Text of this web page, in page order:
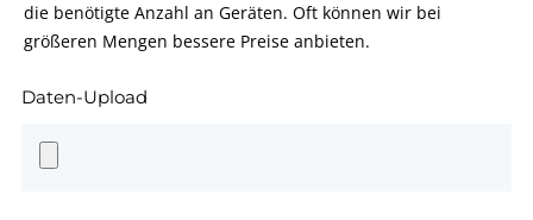
die benötigte Anzahl an Geräten. Oft können wir bei
größeren Mengen bessere Preise anbieten.
Daten-Upload